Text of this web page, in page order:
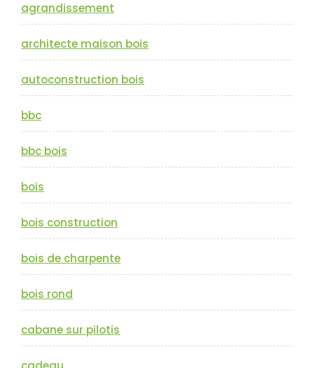
agrandissement
architecte maison bois
autoconstruction bois
bbc
bbc bois
bois
bois construction
bois de charpente
bois rond
cabane sur pilotis